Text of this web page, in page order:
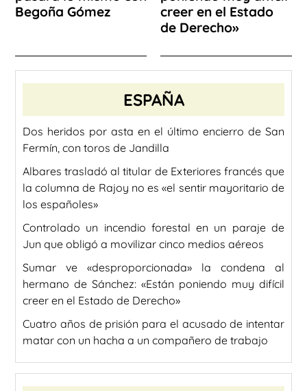
Begoña Gómez
creer en el Estado
de Derecho»
ESPAÑA
Dos heridos por asta en el último encierro de San
Fermín, con toros de Jandilla
Albares trasladó al titular de Exteriores francés que
la columna de Rajoy no es «el sentir mayoritario de
los españoles»
Controlado un incendio forestal en un paraje de
Jun que obligó a movilizar cinco medios aéreos
Sumar ve «desproporcionada» la condena al
hermano de Sánchez: «Están poniendo muy difícil
creer en el Estado de Derecho»
Cuatro años de prisión para el acusado de intentar
matar con un hacha a un compañero de trabajo